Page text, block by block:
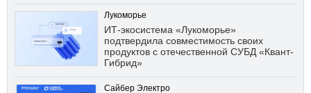
Лукоморье
ИТ-экосистема «Лукоморье»
подтвердила совместимость своих
продуктов с отечественной СУБД «Квант-
Гибрид»
Сайбер Электро